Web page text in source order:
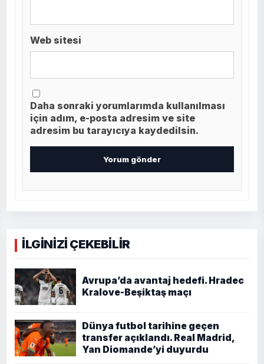
Web sitesi
Daha sonraki yorumlarımda kullanılması
için adım, e-posta adresim ve site
adresim bu tarayıcıya kaydedilsin.
İLGİNİZİ ÇEKEBİLİR
Avrupa’da avantaj hedefi. Hradec
Kralove-Beşiktaş maçı
Dünya futbol tarihine geçen
transfer açıklandı. Real Madrid,
Yan Diomande’yi duyurdu